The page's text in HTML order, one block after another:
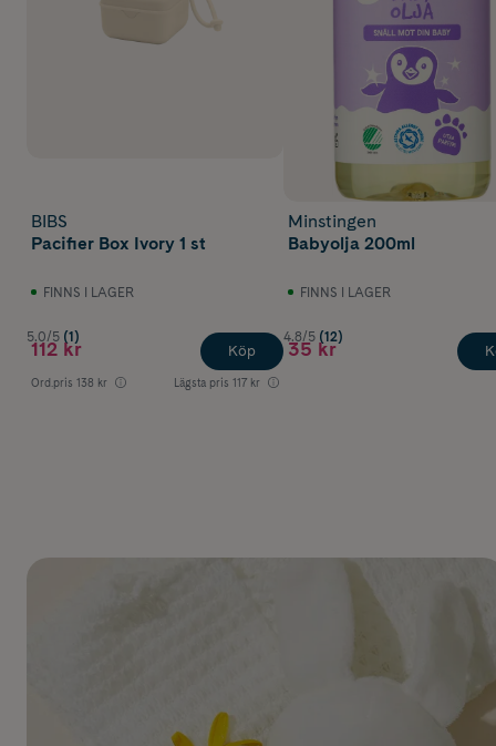
BIBS
Pacifier Box Ivory 1 st
FINNS I LAGER
5.0/5 (1)
112 kr
Ord.pris 138 kr Lägsta pris 117 kr
Köp
Minstingen
Babyolja 200ml
FINNS I LAGER
4.8/5 (12)
35 kr